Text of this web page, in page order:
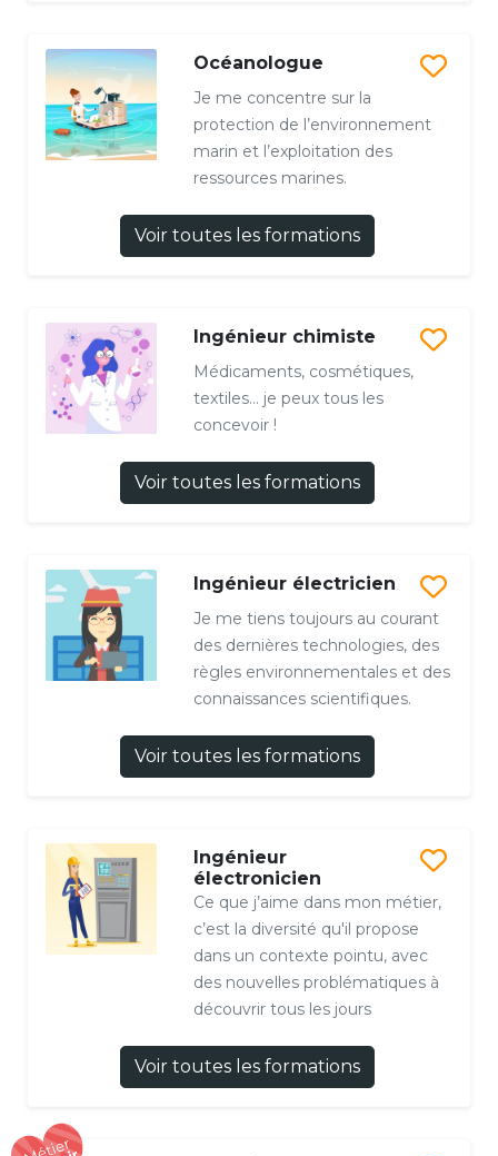
Océanologue
Je me concentre sur la
protection de l’environnement
marin et l’exploitation des
ressources marines.
Voir toutes les formations
Ingénieur chimiste
Médicaments, cosmétiques,
textiles… je peux tous les
concevoir !
Voir toutes les formations
Ingénieur électricien
Je me tiens toujours au courant
des dernières technologies, des
règles environnementales et des
connaissances scientifiques.
Voir toutes les formations
Ingénieur
électronicien
Ce que j’aime dans mon métier,
c’est la diversité qu'il propose
dans un contexte pointu, avec
des nouvelles problématiques à
découvrir tous les jours
Voir toutes les formations